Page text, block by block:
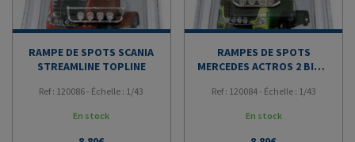
RAMPE DE SPOTS SCANIA
STREAMLINE TOPLINE
Ref : 120086 - Échelle : 1/43
En stock
RAMPES DE SPOTS
MERCEDES ACTROS 2 BIG –
Ref : 120084 - Échelle : 1/43
En stock